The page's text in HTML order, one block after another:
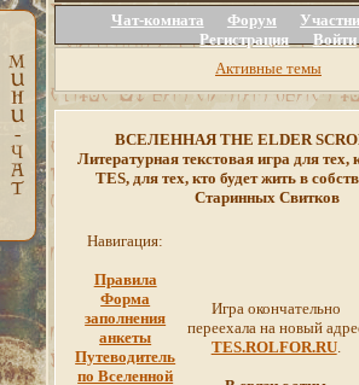
Чат-комната Форум
Регистрация
Войти
Активные темы
ВСЕЛЕННАЯ THE ELDER
Литературная текстовая игра для тех,
TES, для тех, кто будет жить в
Старинных Свитков
Навигация:
Правила
Форма
заполнения
анкеты
Путеводитель
по Вселенной
Игра окончательно
переехала на новый
TES.ROLFOR.RU.